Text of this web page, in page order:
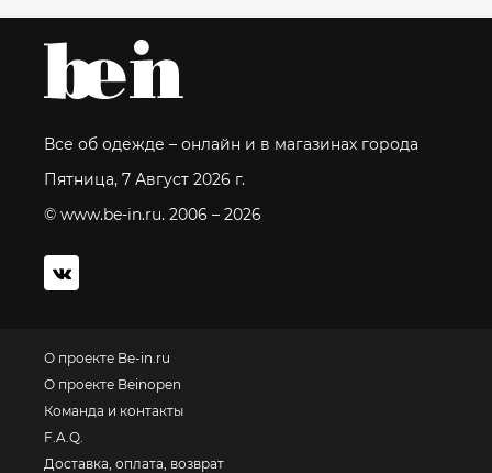
Все об одежде – онлайн и в магазинах города
Пятница, 7 Август 2026 г.
© www.be-in.ru. 2006 – 2026
О проекте Be-in.ru
О проекте Beinopen
Команда и контакты
F.A.Q.
Доставка, оплата, возврат